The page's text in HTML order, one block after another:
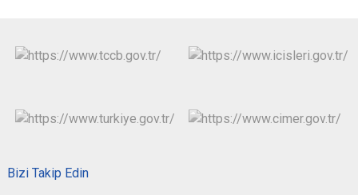
Bizi Takip Edin